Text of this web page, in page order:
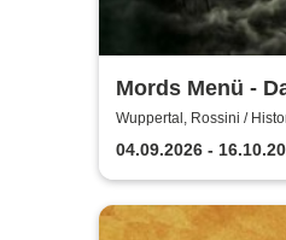
Mords Menü -
Krimi Dinner
Wuppertal, Rossini /
Wuppertal
04.09.2026 -